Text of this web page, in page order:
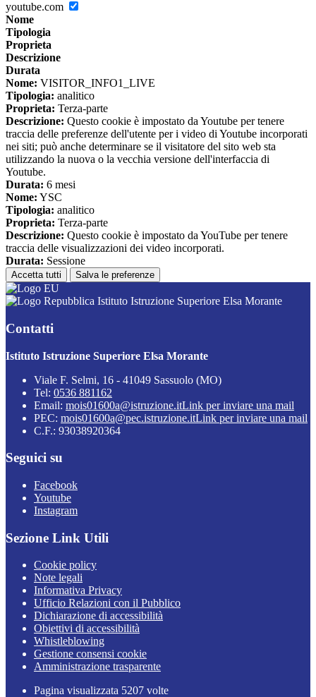
youtube.com
Nome
Tipologia
Proprieta
Descrizione
Durata
Nome: VISITOR_INFO1_LIVE
Tipologia: analitico
Proprieta: Terza-parte
Descrizione: Questo cookie è impostato da Youtube per tenere
traccia delle preferenze dell'utente per i video di Youtube incorporati
nei siti; può anche determinare se il visitatore del sito web sta
utilizzando la nuova o la vecchia versione dell'interfaccia di
Youtube.
Durata: 6 mesi
Nome: YSC
Tipologia: analitico
Proprieta: Terza-parte
Descrizione: Questo cookie è impostato da YouTube per tenere
traccia delle visualizzazioni dei video incorporati.
Durata: Sessione
Accetta tutti Salva le preferenze
Istituto Istruzione Superiore Elsa Morante
Contatti
Istituto Istruzione Superiore Elsa Morante
Viale F. Selmi, 16 - 41049 Sassuolo (MO)
Tel: 0536 881162
Email: mois01600a@istruzione.itLink per inviare una mail
PEC: mois01600a@pec.istruzione.itLink per inviare una mail
C.F.: 93038920364
Seguici su
Facebook
Youtube
Instagram
Sezione Link Utili
Cookie policy
Note legali
Informativa Privacy
Ufficio Relazioni con il Pubblico
Dichiarazione di accessibilità
Obiettivi di accessibilità
Whistleblowing
Gestione consensi cookie
Amministrazione trasparente
Pagina visualizzata 5207 volte